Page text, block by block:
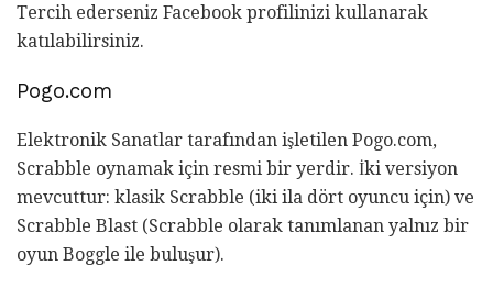
Tercih ederseniz Facebook profilinizi kullanarak
katılabilirsiniz.
Pogo.com
Elektronik Sanatlar tarafından işletilen Pogo.com,
Scrabble oynamak için resmi bir yerdir. İki versiyon
mevcuttur: klasik Scrabble (iki ila dört oyuncu için) ve
Scrabble Blast (Scrabble olarak tanımlanan yalnız bir
oyun Boggle ile buluşur).